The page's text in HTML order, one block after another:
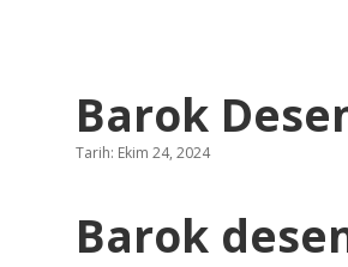
Barok
Tarih: Ekim 24, 2024
Barok